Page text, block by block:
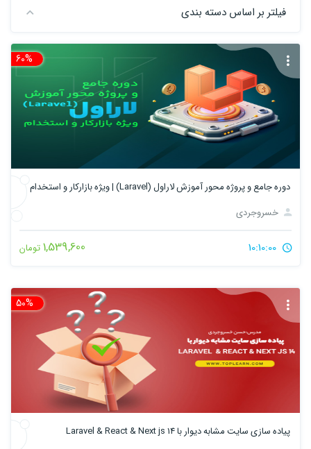
فیلتر بر اساس دسته بندی
60%
دوره جامع و پروژه محور آموزش لاراول (Laravel) | ویژه بازارکار و استخدام
خسروجردی
1,539,600تومان
50%
پیاده سازی سایت مشابه دیوار با Laravel & React & Next js 14